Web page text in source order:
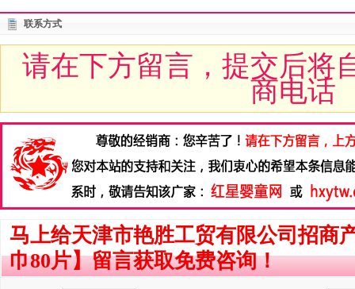
联系方式
请在下方留言，提交后将
商电话
马上给天津市艳胜工贸有限公司招商
巾80片】留言获取免费咨询！